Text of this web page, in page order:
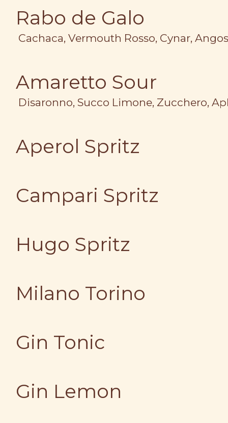
Rabo de Galo
Cachaca, Vermouth Rosso, Cynar,
Amaretto Sour
Disaronno, Succo Limone, Zucchero,
Aperol Spritz
Campari Spritz
Hugo Spritz
Milano Torino
Gin Tonic
Gin Lemon